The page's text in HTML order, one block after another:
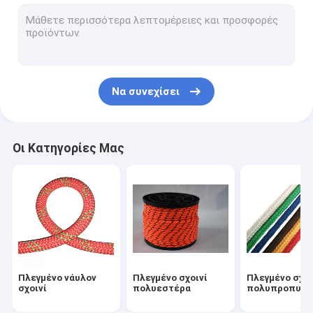
Υπαίθριο νάυλον σχοινί
Σχοινί ασφάλειας σανίδων σωτηρίας
Να συνεχίσει
Οι Κατηγορίες Μας
Πλεγμένο νάυλον
σχοινί
Πλεγμένο σχοινί
πολυεστέρα
Πλεγμένο